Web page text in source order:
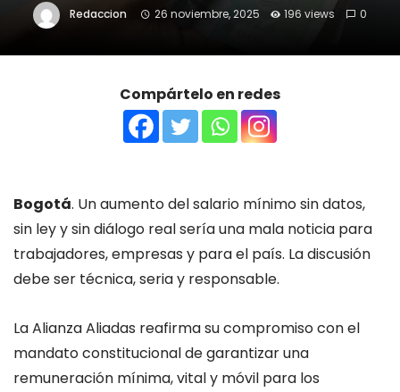
Redaccion 26 noviembre, 2025 196 views 0
Compártelo en redes
Bogotá. Un aumento del salario mínimo sin datos,
sin ley y sin diálogo real sería una mala noticia para
trabajadores, empresas y para el país. La discusión
debe ser técnica, seria y responsable.
La Alianza Aliadas reafirma su compromiso con el
mandato constitucional de garantizar una
remuneración mínima, vital y móvil para los